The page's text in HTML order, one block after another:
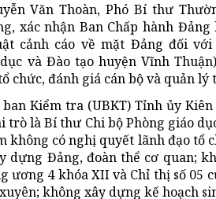
Văn Thoàn, Phó Bí thư
xác nhận Ban Chấp hành
cảnh cáo về mặt Đảng đối
và Đào tạo huyện Vĩnh
chức, đánh giá cán bộ và quản lý
Kiểm tra (UBKT) Tỉnh ủy
trò là Bí thư Chi bộ Phòng giáo
không có nghị quyết lãnh đạo tổ
dựng Đảng, đoàn thể cơ quan;
ương 4 khóa XII và Chỉ thị số 05
không xây dựng kế hoạch